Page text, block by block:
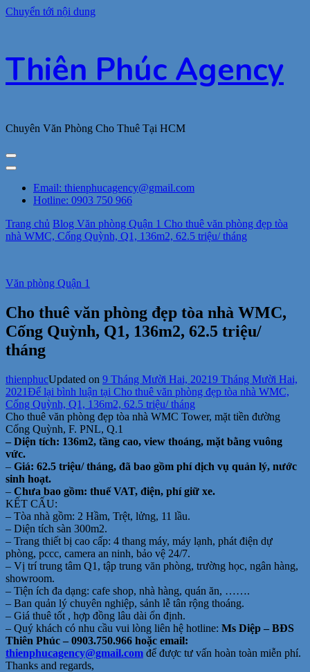
Chuyển tới nội dung
Thiên Phúc Agency
Chuyên Văn Phòng Cho Thuê Tại HCM
Email: thienphucagency@gmail.com
Hotline: 0903 750 966
Trang chủ Blog Văn phòng Quận 1 Cho thuê văn phòng đẹp tòa
nhà WMC, Cống Quỳnh, Q1, 136m2, 62.5 triệu/ tháng
Văn phòng Quận 1
Cho thuê văn phòng đẹp tòa nhà WMC,
Cống Quỳnh, Q1, 136m2, 62.5 triệu/
tháng
thienphucUpdated on 9 Tháng Mười Hai, 20219 Tháng Mười Hai,
2021Để lại bình luận tại Cho thuê văn phòng đẹp tòa nhà WMC,
Cống Quỳnh, Q1, 136m2, 62.5 triệu/ tháng
Cho thuê văn phòng đẹp tòa nhà WMC Tower, mặt tiền đường
Cống Quỳnh, F. PNL, Q.1
– Diện tích: 136m2, tầng cao, view thoáng, mặt bằng vuông
vức.
– Giá: 62.5 triệu/ tháng, đã bao gồm phí dịch vụ quản lý, nước
sinh hoạt.
– Chưa bao gồm: thuế VAT, điện, phí giữ xe.
KẾT CẤU:
– Tòa nhà gồm: 2 Hầm, Trệt, lửng, 11 lầu.
– Diện tích sàn 300m2.
– Trang thiết bị cao cấp: 4 thang máy, máy lạnh, phát điện dự
phòng, pccc, camera an ninh, bảo vệ 24/7.
– Vị trí trung tâm Q1, tập trung văn phòng, trường học, ngân hàng,
showroom.
– Tiện ích đa dạng: cafe shop, nhà hàng, quán ăn, …….
– Ban quản lý chuyên nghiệp, sảnh lễ tân rộng thoáng.
– Giá thuê tốt , hợp đồng lâu dài ổn định.
– Quý khách có nhu cầu vui lòng liên hệ hotline: Ms Diệp – BĐS
Thiên Phúc – 0903.750.966 hoặc email:
thienphucagency@gmail.com để được tư vấn hoàn toàn miễn phí.
Thanks and regards,